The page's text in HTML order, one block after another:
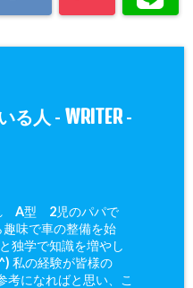
る人 - WRITER-
A型 2児のパパで
味で車の整備を始
独学で知識を増やし
私の経験が皆様の
考になればと思い、こ